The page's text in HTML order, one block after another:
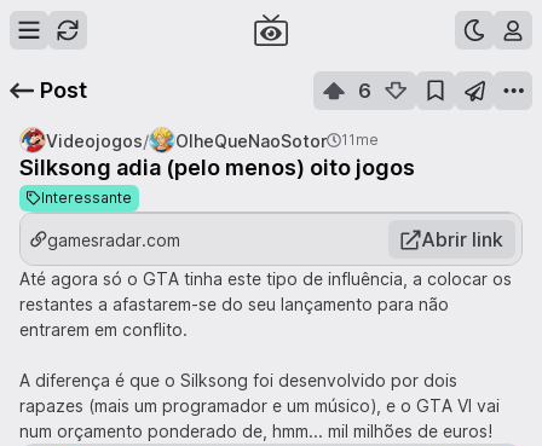
Post 6
Videojogos/ OlheQueNaoSotor 11me
Silksong adia (pelo menos) oito jogos
Interessante
gamesradar.com Abrir link
Até agora só o GTA tinha este tipo de influência, a colocar os
restantes a afastarem-se do seu lançamento para não
entrarem em conflito.
A diferença é que o Silksong foi desenvolvido por dois
rapazes (mais um programador e um músico), e o GTA VI vai
num orçamento ponderado de, hmm... mil milhões de euros!